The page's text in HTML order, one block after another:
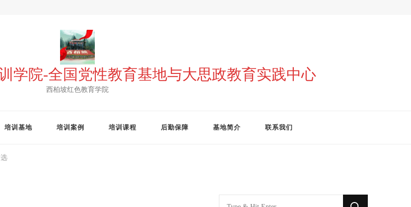
学院-全国党性教育基地与大思政教育实践中心
西柏坡红色教育学院
培训基地 培训案例 培训课程 后勤保障 基地简介 联系我们
找